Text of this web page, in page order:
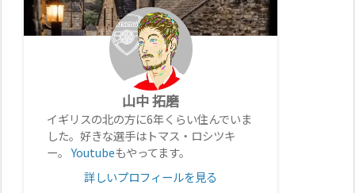
山中 拓磨
イギリスの北の方に6年くらい住んでいま
した。好きな選手はトマス・ロシツキ
ー。Youtubeもやってます。
詳しいプロフィールを見る